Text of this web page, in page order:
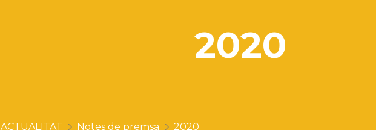
2020
ACTUALITAT Notes de premsa 2020